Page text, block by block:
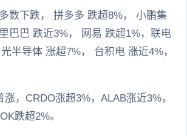
数下跌， 拼多多 跌超8%， 小鹏集
巴巴 跌近3%， 网易 跌超1%，联电
半导体 涨超7%， 台积电 涨近4%，
，CRDO涨超3%，ALAB涨近3%，
跌超2%。